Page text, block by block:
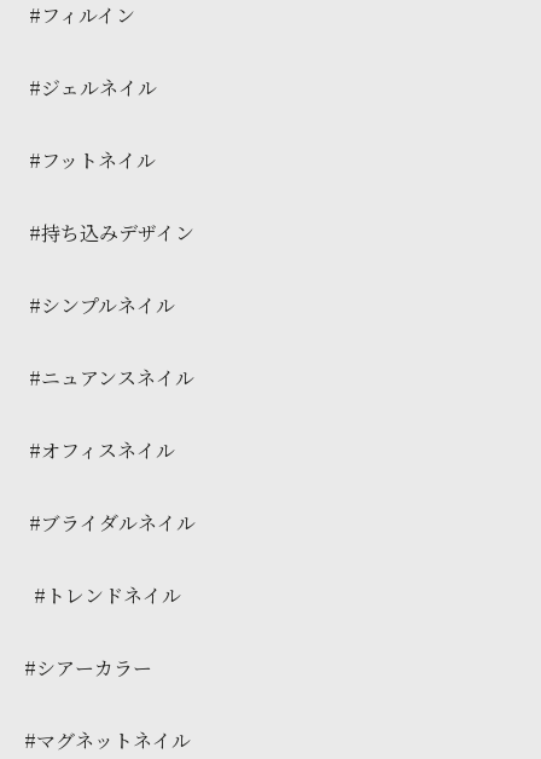
#フィルイン
#ジェルネイル
#フットネイル
#持ち込みデザイン
#シンプルネイル
#ニュアンスネイル
#オフィスネイル
#ブライダルネイル
#トレンドネイル
#シアーカラー
#マグネットネイル